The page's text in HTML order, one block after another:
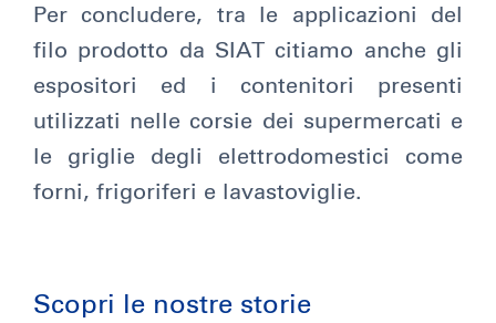
Per concludere, tra le applicazioni del
filo prodotto da SIAT citiamo anche gli
espositori ed i contenitori presenti
utilizzati nelle corsie dei supermercati e
le griglie degli elettrodomestici come
forni, frigoriferi e lavastoviglie.
Scopri le nostre storie